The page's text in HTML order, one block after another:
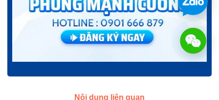
Nội dung liên quan